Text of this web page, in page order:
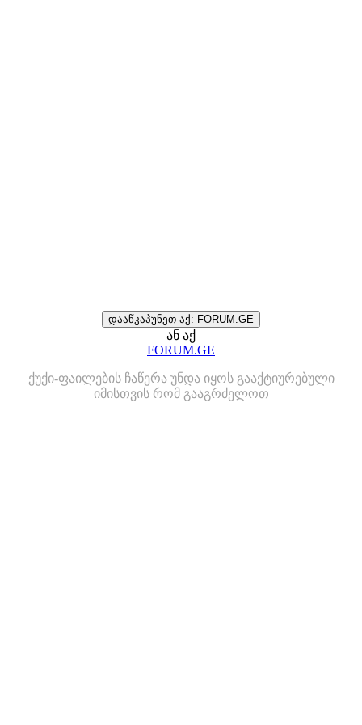
დააწკაპუნეთ აქ: FORUM.GE
ან აქ
FORUM.GE
ქუქი-ფაილების ჩაწერა უნდა იყოს გააქტიურებული
იმისთვის რომ გააგრძელოთ